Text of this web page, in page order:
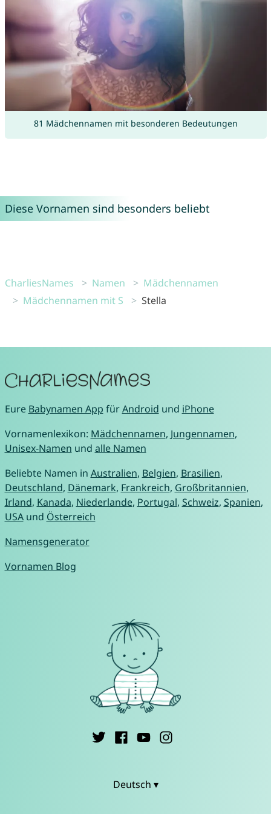
81 Mädchennamen mit besonderen Bedeutungen
Diese Vornamen sind besonders beliebt
CharliesNames Namen
Mädchennamen
Mädchennamen mit S
Stella
Eure Babynamen App fürAndroid und iPhone
Vornamenlexikon: Mädchennamen, Jungennamen,
Unisex-Namen und alle Namen
Beliebte Namen in Australien, Belgien, Brasilien,
Deutschland, Dänemark, Frankreich, Großbritannien,
Irland, Kanada, Niederlande, Portugal, Schweiz, Spanien,
USAund Österreich
Namensgenerator
Vornamen Blog
Deutsch ▾